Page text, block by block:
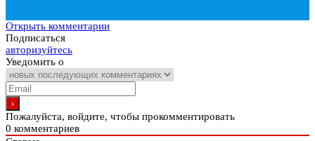
Открыть комментарии
Подписаться
авторизуйтесь
Уведомить о
Пожалуйста, войдите, чтобы прокомментировать
0 комментариев